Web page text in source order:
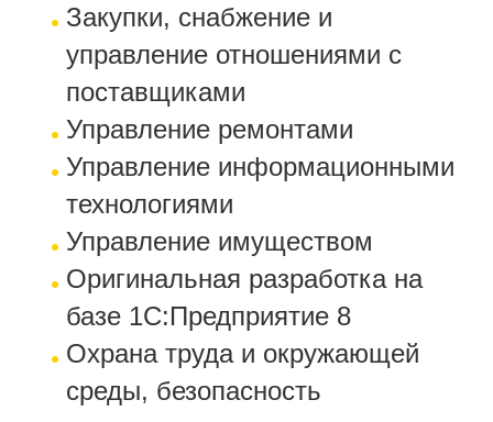
Закупки, снабжение и
управление отношениями с
поставщиками
Управление ремонтами
Управление информационными
технологиями
Управление имуществом
Оригинальная разработка на
базе 1С:Предприятие 8
Охрана труда и окружающей
среды, безопасность